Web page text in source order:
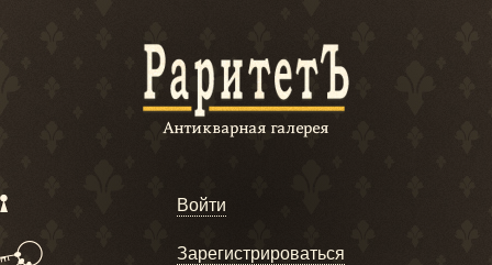
Войти
Зарегистрироваться